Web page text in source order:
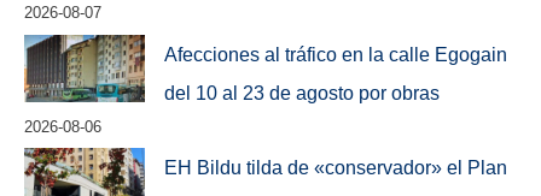
2026-08-07
Afecciones al tráfico en la calle Egogain
del 10 al 23 de agosto por obras
2026-08-06
EH Bildu tilda de «conservador» el Plan